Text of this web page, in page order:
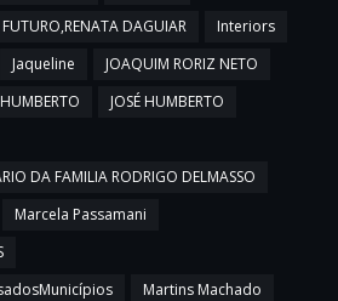
DAGUIAR
Interiors
Jaqueline
JOAQUIM RORIZ NETO
HUMBERTO
JOSÉ HUMBERTO
DA FAMILIA RODRIGO DELMASSO
Marcela Passamani
Martins Machado